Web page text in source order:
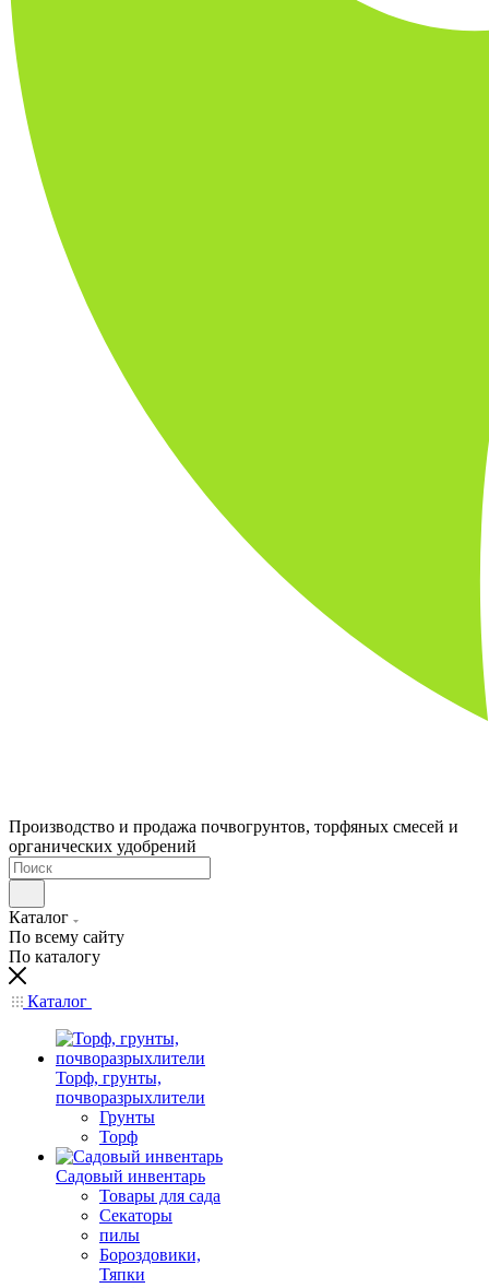
Производство и продажа почвогрунтов, торфяных смесей и
органических удобрений
Каталог
По всему сайту
По каталогу
Каталог
Торф, грунты,
почворазрыхлители
Грунты
Торф
Садовый инвентарь
Товары для сада
Секаторы
пилы
Бороздовики,
Тяпки